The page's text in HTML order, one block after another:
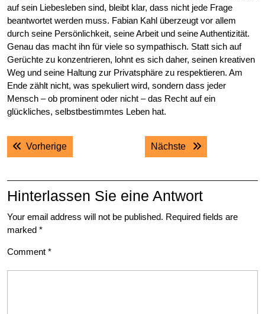
auf sein Liebesleben sind, bleibt klar, dass nicht jede Frage
beantwortet werden muss. Fabian Kahl überzeugt vor allem
durch seine Persönlichkeit, seine Arbeit und seine Authentizität.
Genau das macht ihn für viele so sympathisch. Statt sich auf
Gerüchte zu konzentrieren, lohnt es sich daher, seinen kreativen
Weg und seine Haltung zur Privatsphäre zu respektieren. Am
Ende zählt nicht, was spekuliert wird, sondern dass jeder
Mensch – ob prominent oder nicht – das Recht auf ein
glückliches, selbstbestimmtes Leben hat.
Post
navigation
VorherigePrevious post: Nächste Next post:
Hinterlassen Sie eine Antwort
Your email address will not be published. Required fields are
marked *
Comment *